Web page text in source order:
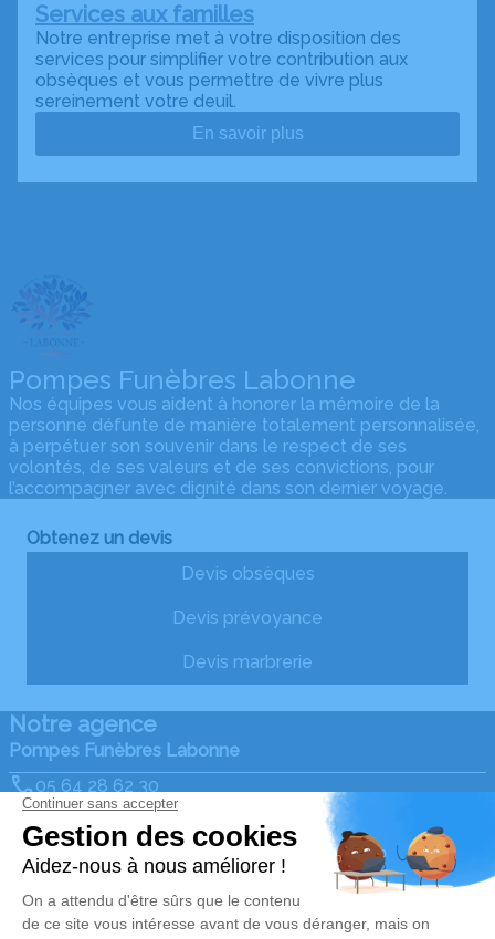
Services aux familles
Notre entreprise met à votre disposition des
services pour simplifier votre contribution aux
obsèques et vous permettre de vivre plus
sereinement votre deuil.
En savoir plus
Pompes Funèbres Labonne
Nos équipes vous aident à honorer la mémoire de la
personne défunte de manière totalement personnalisée,
à perpétuer son souvenir dans le respect de ses
volontés, de ses valeurs et de ses convictions, pour
l’accompagner avec dignité dans son dernier voyage.
Obtenez un devis
Devis obsèques
Devis prévoyance
Devis marbrerie
Notre agence
Pompes Funèbres Labonne
05 64 28 62 30
pflabonne@gmail.com
4 Route de la Forêt - 87130 - Châteauneuf-la-Forêt
4.9/5 - 73 avis
Nos Services
Organiser des obsèques
Liens utiles
Avis de décès